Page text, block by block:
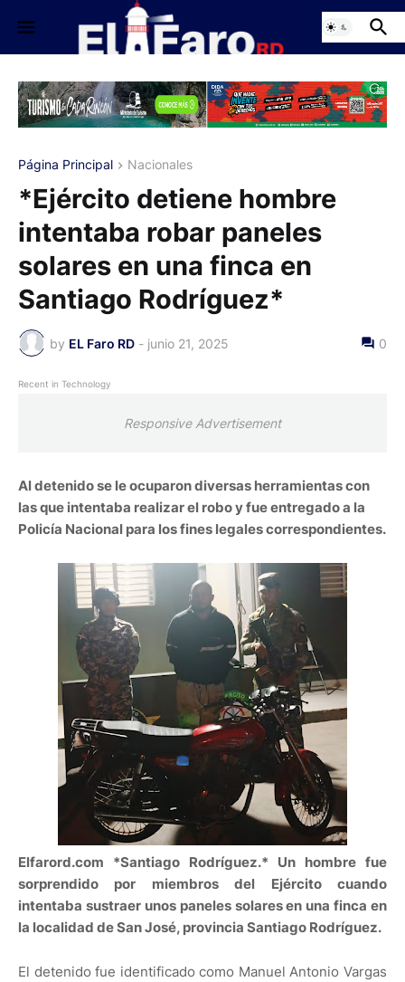
Página Principal Nacionales
*Ejército detiene hombre
intentaba robar paneles
solares en una finca en
Santiago Rodríguez*
by EL Faro RD - junio 21, 2025 0
Recent in Technology
Responsive Advertisement
Al detenido se le ocuparon diversas herramientas con
las que intentaba realizar el robo y fue entregado a la
Policía Nacional para los fines legales correspondientes.
Elfarord.com *Santiago Rodríguez.* Un hombre fue
sorprendido por miembros del Ejército cuando
intentaba sustraer unos paneles solares en una finca en
la localidad de San José, provincia Santiago Rodríguez.
El detenido fue identificado como Manuel Antonio Vargas